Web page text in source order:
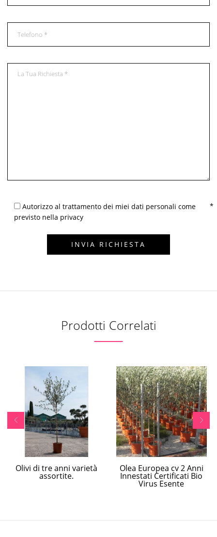
Autorizzo al trattamento dei miei dati personali come
previsto nella privacy
Prodotti Correlati
Olivi di tre anni varietà
assortite.
Olea Europea cv 2 Anni
Innestati Certificati Bio
Virus Esente